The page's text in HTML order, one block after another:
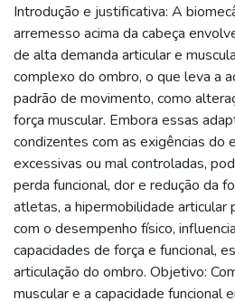
Introdução e justificativa: A
arremesso acima da cabeça
de alta demanda articular e
complexo do ombro, o que leva a
padrão de movimento, como
força muscular. Embora essas
condizentes com as exigências do
excessivas ou mal controladas,
perda funcional, dor e redução da
atletas, a hipermobilidade articular
com o desempenho físico,
capacidades de força e funcional,
articulação do ombro. Objetivo:
muscular e a capacidade funcional